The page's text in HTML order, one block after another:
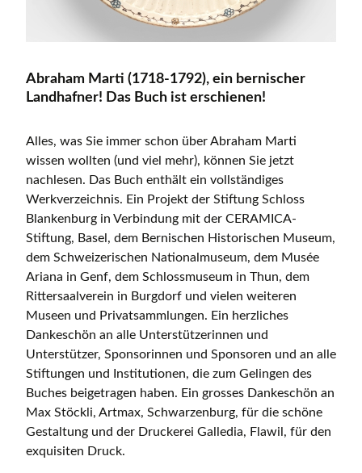
Abraham Marti (1718-1792), ein bernischer
Landhafner! Das Buch ist erschienen!
Alles, was Sie immer schon über Abraham Marti
wissen wollten (und viel mehr), können Sie jetzt
nachlesen. Das Buch enthält ein vollständiges
Werkverzeichnis. Ein Projekt der Stiftung Schloss
Blankenburg in Verbindung mit der CERAMICA-
Stiftung, Basel, dem Bernischen Historischen Museum,
dem Schweizerischen Nationalmuseum, dem Musée
Ariana in Genf, dem Schlossmuseum in Thun, dem
Rittersaalverein in Burgdorf und vielen weiteren
Museen und Privatsammlungen. Ein herzliches
Dankeschön an alle Unterstützerinnen und
Unterstützer, Sponsorinnen und Sponsoren und an alle
Stiftungen und Institutionen, die zum Gelingen des
Buches beigetragen haben. Ein grosses Dankeschön an
Max Stöckli, Artmax, Schwarzenburg, für die schöne
Gestaltung und der Druckerei Galledia, Flawil, für den
exquisiten Druck.